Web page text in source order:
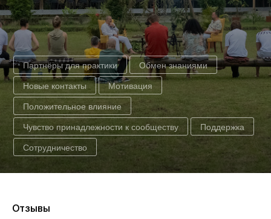
Партнёры для практики
Обмен знаниями
Новые контакты
Мотивация
Положительное влияние
Чувство принадлежности к сообществу
Поддержка
Сотрудничество
Отзывы